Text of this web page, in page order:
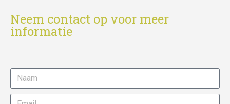
Neem contact op voor meer
informatie